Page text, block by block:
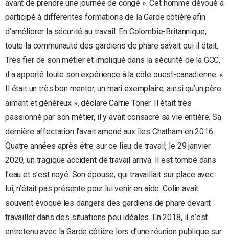
avant de prendre une journée de congé ». Cet homme dévoué a
participé à différentes formations de la Garde côtière afin
d’améliorer la sécurité au travail. En Colombie-Britannique,
toute la communauté des gardiens de phare savait qui il était.
Très fier de son métier et impliqué dans la sécurité de la GCC,
il a apporté toute son expérience à la côte ouest-canadienne. «
Il était un très bon mentor, un mari exemplaire, ainsi qu’un père
aimant et généreux », déclare Carrie Toner. Il était très
passionné par son métier, il y avait consacré sa vie entière. Sa
dernière affectation l’avait amené aux îles Chatham en 2016.
Quatre années après être sur ce lieu de travail, le 29 janvier
2020, un tragique accident de travail arriva. Il est tombé dans
l’eau et s’est noyé. Son épouse, qui travaillait sur place avec
lui, n’était pas présente pour lui venir en aide. Colin avait
souvent évoqué les dangers des gardiens de phare devant
travailler dans des situations peu idéales. En 2018, il s’est
entretenu avec la Garde côtière lors d’une réunion publique sur